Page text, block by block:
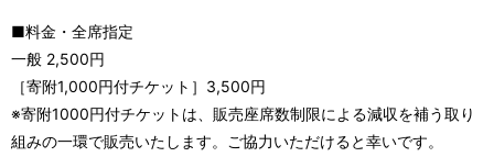
■料金・全席指定
一般 2,500円
［寄附1,000円付チケット］3,500円
※寄附1000円付チケットは、販売座席数制限による減収を補う取り
組みの一環で販売いたします。ご協力いただけると幸いです。